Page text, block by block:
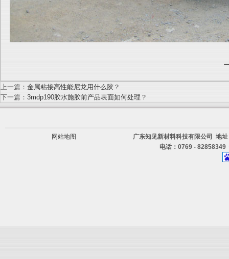
上一篇： 金属粘接高性能尼龙用什么胶？
下一篇： 3mdp190胶水施胶前产品表面如何处理？
网站地图
广东知见新材料科技有限公司 地
电话：0769 -